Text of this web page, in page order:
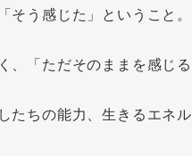
そう感じた」ということ。
、「ただそのままを感じ
たちの能力、生きるエネ